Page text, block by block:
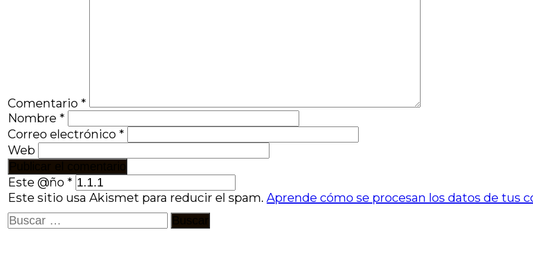
Comentario *
Nombre *
Correo electrónico *
Web
Este @ño *
Este sitio usa Akismet para reducir el spam.Aprende cómo se procesan los datos de tus
Buscar: